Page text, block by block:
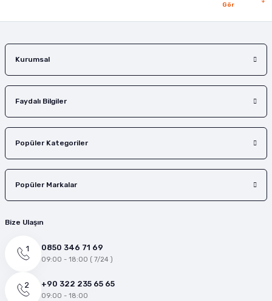
Gör
Kurumsal
Faydalı Bilgiler
Popüler Kategoriler
Popüler Markalar
Bize Ulaşın
0850 346 71 69
09:00 - 18:00 ( 7/24 )
+90 322 235 65 65
09:00 - 18:00